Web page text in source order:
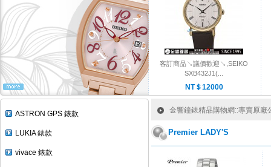
客訂商品↘議價歡迎↘,SEIKO
SXB432J1(...
NT＄12000
ASTRON GPS 錶款
LUKIA 錶款
vivace 錶款
金響鐘錶精品購物網::專賣原廠
Premier LADY'S